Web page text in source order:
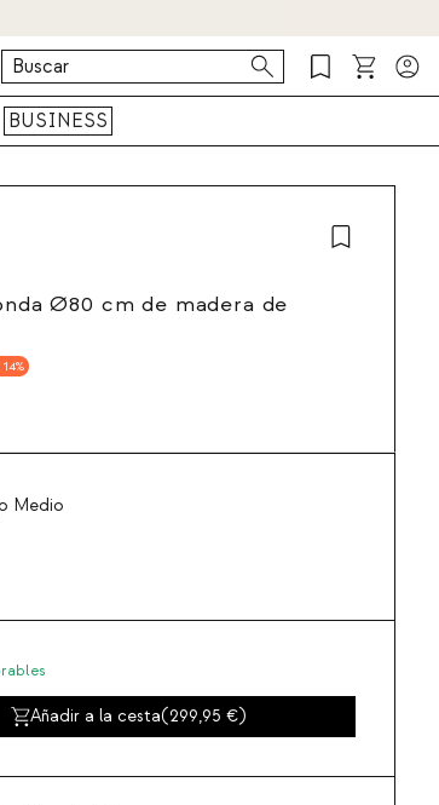
BUSINESS
Ø80 cm de madera de
14
Medio
Añadir a la cesta(299,95 )